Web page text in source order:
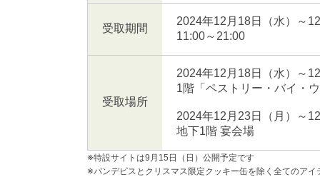
受取期間
2024年12月18日（水）～
11:00～21:00
受取場所
2024年12月18日（水）～
1階「ペストリー・バイ・
2024年12月23日（月）～
地下1階 宴会場
※特設サイトは9月15日（日）公開予定です
※パンデピスとクリスマス限定クッキー缶を除く全てのア